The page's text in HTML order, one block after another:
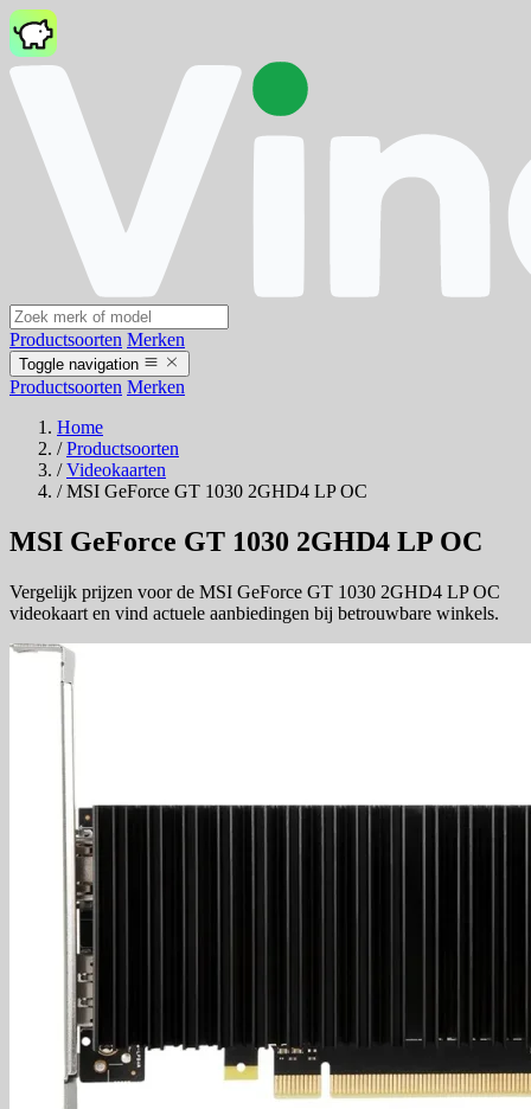
Productsoorten Merken
Toggle navigation
Productsoorten Merken
Home
/ Productsoorten
/ Videokaarten
/ MSI GeForce GT 1030 2GHD4 LP OC
MSI GeForce GT 1030 2GHD4 LP OC
Vergelijk prijzen voor de MSI GeForce GT 1030 2GHD4 LP OC
videokaart en vind actuele aanbiedingen bij betrouwbare winkels.